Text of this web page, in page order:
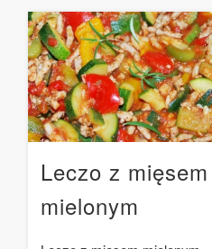
Leczo z mięsem
mielonym